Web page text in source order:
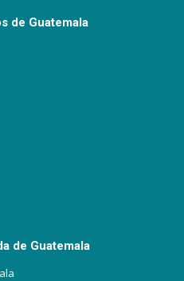
de Guatemala
de Guatemala